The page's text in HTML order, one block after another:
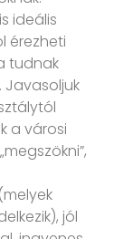
ideális
érezheti
tudnak
Javasoljuk
a városi
jól